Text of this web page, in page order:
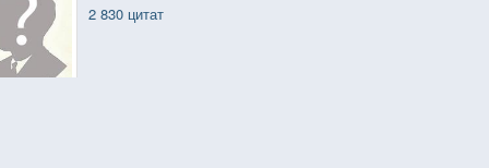
2 830 цитат